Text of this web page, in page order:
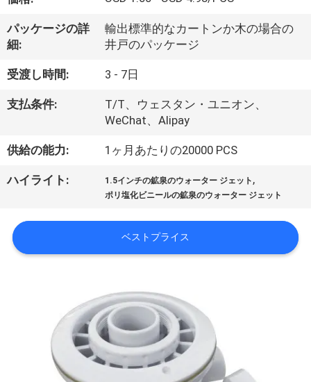
つ
い
て
場
旅
パッケージの詳
細:
輸出標準的なカートンか木の場合の
井戸のパッケージ
受渡し時間: 3 - 7日
支払条件:
T/T、ウェスタン・ユニオン、
WeChat、Alipay
供給の能力: 1ヶ月あたりの20000 PCS
ハイライト: 1.5インチの鉱泉のウォーター ジェット ,
ポリ塩化ビニールの鉱泉のウォーター ジェット
ベストプライス